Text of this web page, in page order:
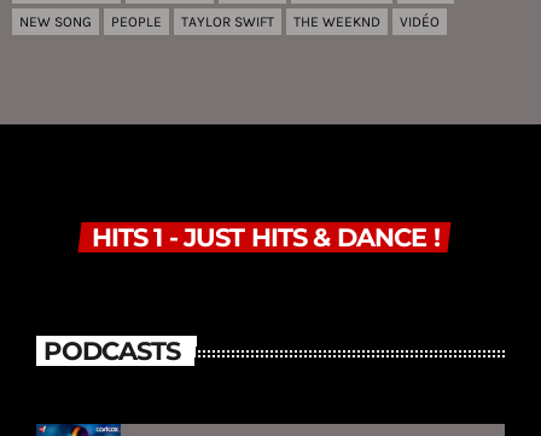
NEW SONG
PEOPLE TAYLOR SWIFT THE WEEKND VIDÉO
HITS 1 - JUST HITS & DANCE !
PODCASTS